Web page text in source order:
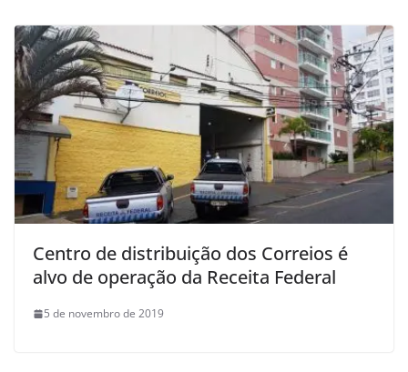
Centro de distribuição dos Correios é
alvo de operação da Receita Federal
5 de novembro de 2019